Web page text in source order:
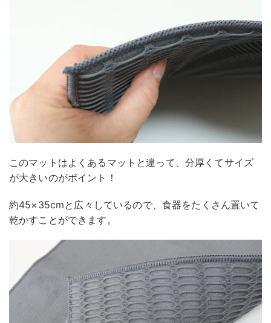
このマットはよくあるマットと違って、分厚くてサイズ
が大きいのがポイント！
約45×35cmと広々しているので、食器をたくさん置いて
乾かすことができます。